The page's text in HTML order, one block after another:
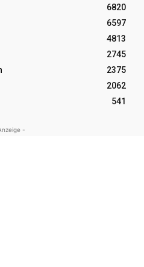
6820
6597
4813
2745
2375
2062
541
-